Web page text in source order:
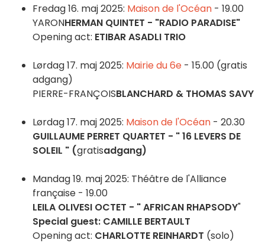
Fredag 16. maj 2025: Maison de l'Océan - 19.00
YARONHERMAN QUINTET - "RADIO PARADISE"
Opening act: ETIBAR ASADLI TRIO
Lørdag 17. maj 2025: Mairie du 6e - 15.00 (gratis
adgang)
PIERRE-FRANÇOISBLANCHARD & THOMAS SAVY
Lørdag 17. maj 2025: Maison de l'Océan - 20.30
GUILLAUME PERRET QUARTET - " 16 LEVERS DE
SOLEIL " (gratisadgang)
Mandag 19. maj 2025: Théâtre de l'Alliance
française - 19.00
LEILA OLIVESI OCTET - " AFRICAN RHAPSODY"
Special guest: CAMILLE BERTAULT
Opening act: CHARLOTTE REINHARDT (solo)